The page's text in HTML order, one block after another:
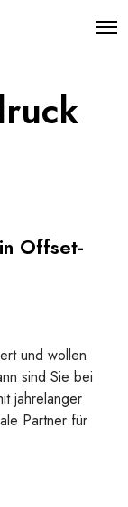
O
Offset-
und wollen
sind Sie bei
jahrelanger
Partner für